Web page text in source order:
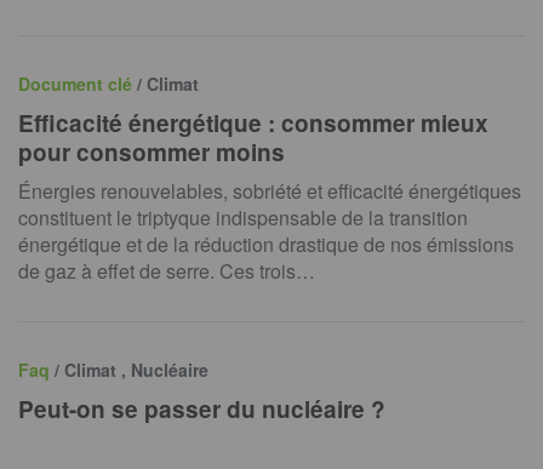
Document clé / Climat
Efficacité énergétique : consommer mieux
pour consommer moins
Énergies renouvelables, sobriété et efficacité énergétiques
constituent le triptyque indispensable de la transition
énergétique et de la réduction drastique de nos émissions
de gaz à effet de serre. Ces trois…
Faq / Climat , Nucléaire
Peut-on se passer du nucléaire ?